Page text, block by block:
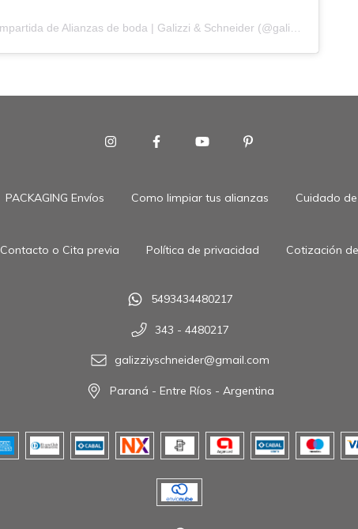
PACKAGING Envíos Como limpiar tus alianzas Cuidado
Contacto o Cita previa Política de privacidad Cotización
5493434480217
343 - 4480217
galizziyschneider@gmail.com
Paraná - Entre Ríos - Argentina